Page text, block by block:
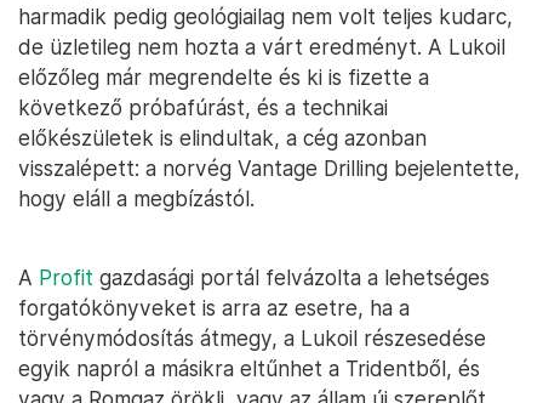
harmadik pedig geológiailag nem volt teljes kudarc,
de üzletileg nem hozta a várt eredményt. A Lukoil
előzőleg már megrendelte és ki is fizette a
következő próbafúrást, és a technikai
előkészületek is elindultak, a cég azonban
visszalépett: a norvég Vantage Drilling bejelentette,
hogy eláll a megbízástól.
A Profit gazdasági portál felvázolta a lehetséges
forgatókönyveket is arra az esetre, ha a
törvénymódosítás átmegy, a Lukoil részesedése
egyik napról a másikra eltűnhet a Tridentből, és